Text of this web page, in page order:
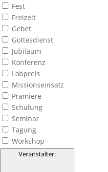
Fest
Freizeit
Gebet
Gottesdienst
Jubiläum
Konferenz
Lobpreis
Missionseinsatz
Prämiere
Schulung
Seminar
Tagung
Workshop
Veranstalter: